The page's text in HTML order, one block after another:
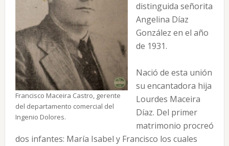
Francisco Maceira Castro, gerente
del departamento comercial del
Ingenio Dolores.
distinguida señorita
Angelina Díaz
González en el año
de 1931.
Nació de esta unión
su encantadora hija
Lourdes Maceira
Díaz. Del primer
matrimonio procreó
dos infantes: María Isabel y Francisco los cuales